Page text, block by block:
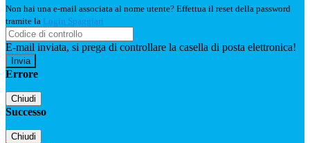
Non hai una e-mail associata al nome utente? Effettua il reset della password
tramite la Login Spaggiari
E-mail inviata, si prega di controllare la casella di posta elettronica!
Errore
Chiudi
Successo
Chiudi